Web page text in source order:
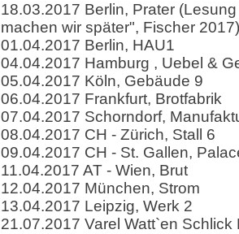
18.03.2017 Berlin, Prater
machen wir später", Fischer 2017)
01.04.2017 Berlin, HAU1
04.04.2017 Hamburg , Uebel &
05.04.2017 Köln, Gebäude 9
06.04.2017 Frankfurt, Brotfabrik
07.04.2017 Schorndorf,
08.04.2017 CH - Zürich, Stall 6
09.04.2017 CH - St. Gallen,
11.04.2017 AT - Wien, Brut
12.04.2017 München, Strom
13.04.2017 Leipzig, Werk 2
21.07.2017 Varel Watt`en Schlick